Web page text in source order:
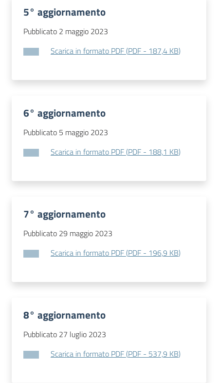
5° aggiornamento
Pubblicato 2 maggio 2023
Scarica in formato PDF (PDF - 187,4 KB)
6° aggiornamento
Pubblicato 5 maggio 2023
Scarica in formato PDF (PDF - 188,1 KB)
7° aggiornamento
Pubblicato 29 maggio 2023
Scarica in formato PDF (PDF - 196,9 KB)
8° aggiornamento
Pubblicato 27 luglio 2023
Scarica in formato PDF (PDF - 537,9 KB)